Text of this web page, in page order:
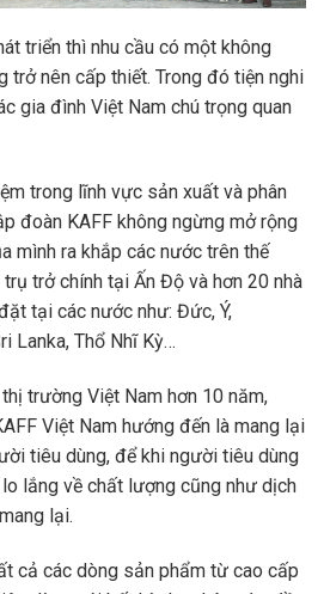
triển thì nhu cầu có một không
trở nên cấp thiết. Trong đó tiện nghi
gia đình Việt Nam chú trọng quan
trong lĩnh vực sản xuất và phân
đoàn KAFF không ngừng mở rộng
mình ra khắp các nước trên thế
trở chính tại Ấn Độ và hơn 20 nhà
tại các nước như: Đức, Ý,
Lanka, Thổ Nhĩ Kỳ…
trường Việt Nam hơn 10 năm,
Việt Nam hướng đến là mang lại
tiêu dùng, để khi người tiêu dùng
lắng về chất lượng cũng như dịch
lại.
cả các dòng sản phẩm từ cao cấp